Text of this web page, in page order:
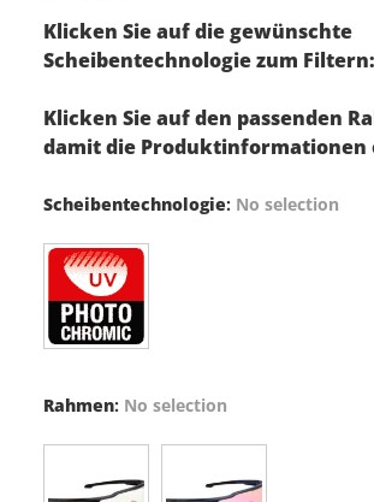
Klicken Sie auf die gewünschte
Scheibentechnologie zum Filtern:
Klicken Sie auf den passenden
damit die Produktinformationen
Scheibentechnologie: No selection
Rahmen: No selection